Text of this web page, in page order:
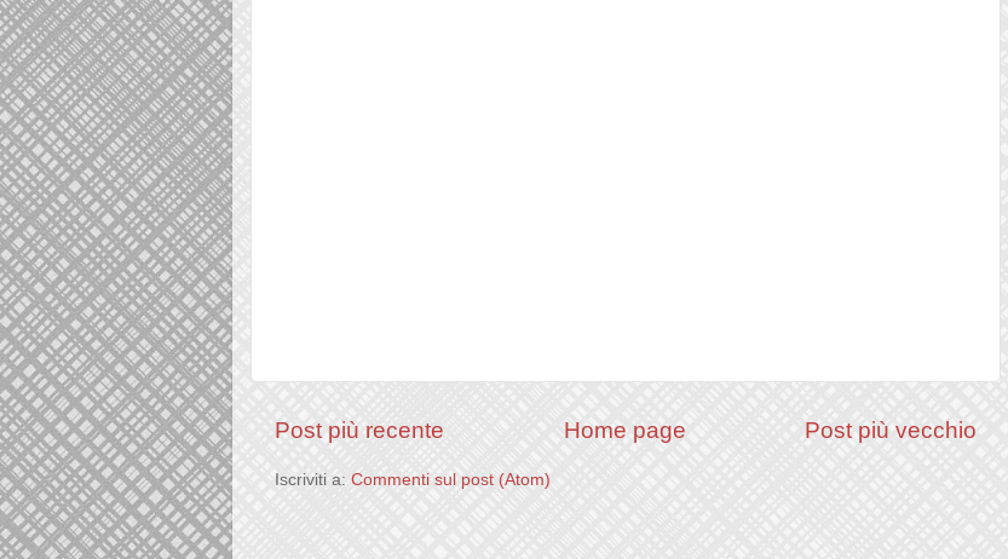
Post più recente Post più vecchio
Home page
Iscriviti a: Commenti sul post (Atom)